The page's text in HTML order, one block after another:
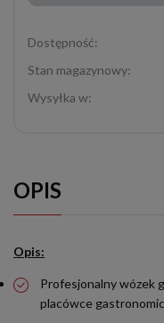
Dostępność:
Stan magazynowy:
Wysyłka w:
OPIS
Opis:
Profesjonalny wózek
placówce